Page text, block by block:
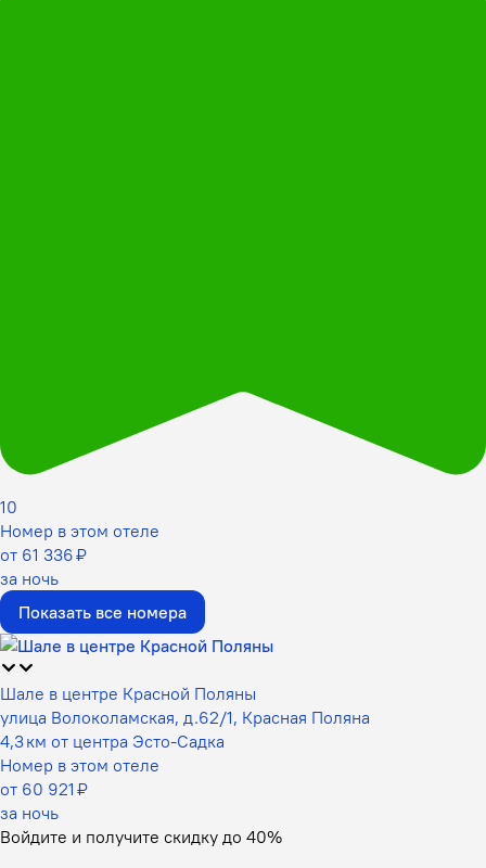
10
Номер в этом отеле
от 61 336 ₽
за ночь
Показать все номера
Шале в центре Красной Поляны
улица Волоколамская, д.62/1, Красная Поляна
4,3 км от центра Эсто-Садка
Номер в этом отеле
от 60 921 ₽
за ночь
Войдите и получите скидку до 40%